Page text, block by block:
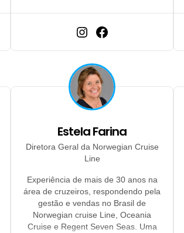
Estela Farina
Diretora Geral da Norwegian Cruise
Line
Experiência de mais de 30 anos na
área de cruzeiros, respondendo pela
gestão e vendas no Brasil de
Norwegian cruise Line, Oceania
Cruise e Regent Seven Seas. Uma